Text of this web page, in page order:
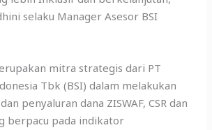
selaku Manager Asesor BSI
mitra strategis dari PT
Tbk (BSI) dalam melakukan
penyaluran dana ZISWAF, CSR dan
berpacu pada indikator